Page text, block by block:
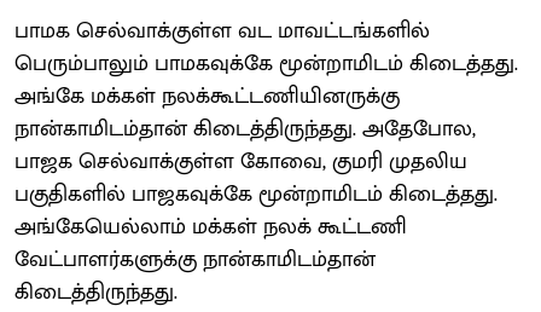
பாமக செல்வாக்குள்ள வட மாவட்டங்களில்
பெரும்பாலும் பாமகவுக்கே மூன்றாமிடம் கிடைத்தது.
அங்கே மக்கள் நலக்கூட்டணியினருக்கு
நான்காமிடம்தான் கிடைத்திருந்தது. அதேபோல,
பாஜக செல்வாக்குள்ள கோவை, குமரி முதலிய
பகுதிகளில் பாஜகவுக்கே மூன்றாமிடம் கிடைத்தது.
அங்கேயெல்லாம் மக்கள் நலக் கூட்டணி
வேட்பாளர்களுக்கு நான்காமிடம்தான்
கிடைத்திருந்தது.